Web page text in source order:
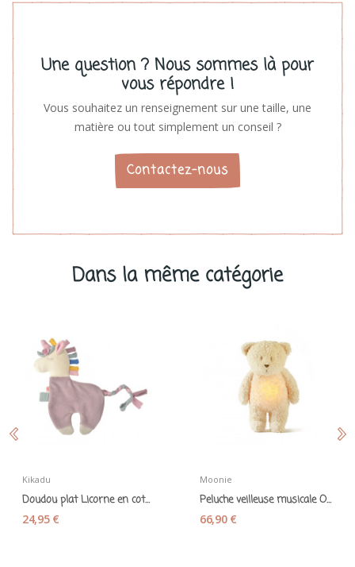
Une question ? Nous sommes là pour
vous répondre !
Vous souhaitez un renseignement sur une taille, une
matière ou tout simplement un conseil ?
Contactez-nous
Dans la même catégorie
Kikadu
Doudou plat Licorne en coton bio - Kikadu
24,95 €
Moonie
Peluche veilleuse musicale Ourson sable - Moonie
66,90 €